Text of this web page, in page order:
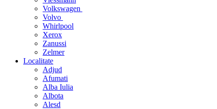
Volkswagen
Volvo
Whirlpool
Xerox
Zanussi
Zelmer
Localitate
Adjud
Afumati
Alba Iulia
Albota
Alesd